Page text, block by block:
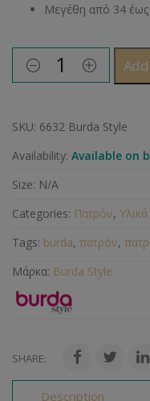
Μεγέθη από 34
SKU: 6632 Burda Style
Availability: Available on
Size: N/A
Categories: Πατρόν,
Tags: burda, πατρόν,
Μάρκα: Burda Style
SHARE:
Description